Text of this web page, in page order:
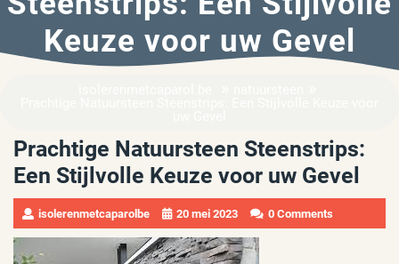
Keuze voor uw Gevel
Prachtige Natuursteen Steenstrips:
Een Stijlvolle Keuze voor uw Gevel
isolerenmetcaparolbe 20 mei 2023 0 Comments